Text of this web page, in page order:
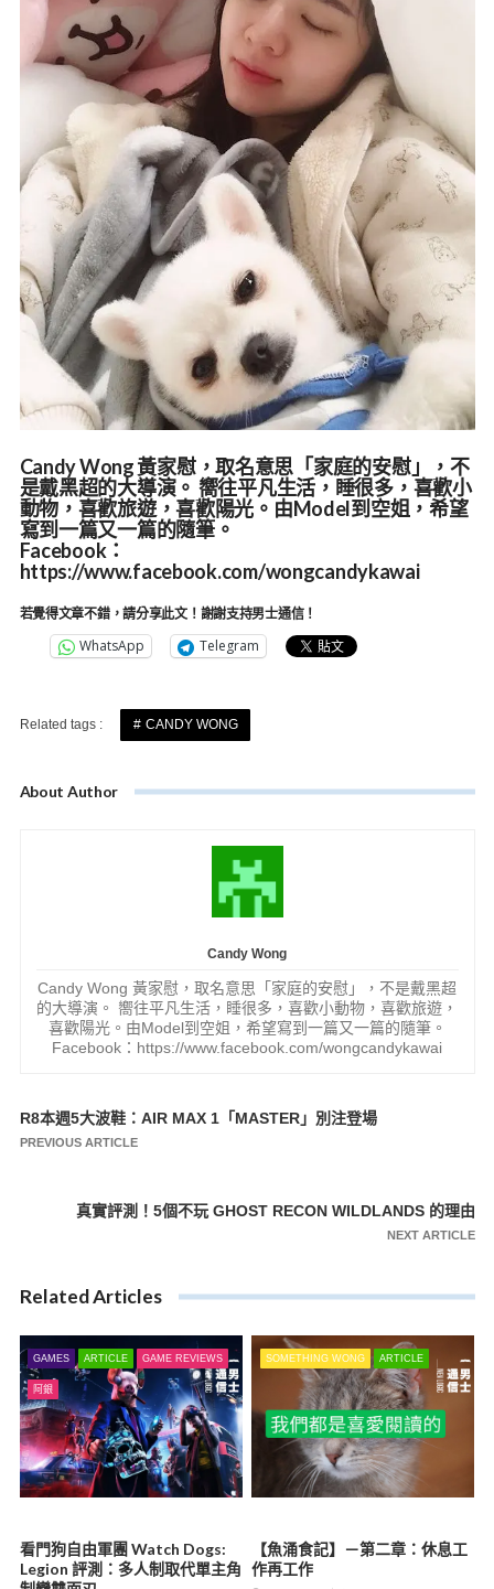
Candy Wong 黃家慰，取名意思「家庭的安慰」，不
是戴黑超的大導演。 嚮往平凡生活，睡很多，喜歡小
動物，喜歡旅遊，喜歡陽光。由Model到空姐，希望
寫到一篇又一篇的隨筆。
Facebook：
https://www.facebook.com/wongcandykawai
若覺得文章不錯，請分享此文！謝謝支持男士通信！
WhatsApp Telegram
Related tags : CANDY WONG
About Author
Candy Wong
Candy Wong 黃家慰，取名意思「家庭的安慰」，不是戴黑超
的大導演。 嚮往平凡生活，睡很多，喜歡小動物，喜歡旅遊，
喜歡陽光。由Model到空姐，希望寫到一篇又一篇的隨筆。
Facebook：https://www.facebook.com/wongcandykawai
文
R8本週5大波鞋：AIR MAX 1「MASTER」別注登場
PREVIOUS ARTICLE
真實評測！5個不玩 GHOST RECON WILDLANDS 的理由
NEXT ARTICLE
Related Articles
GAMES ARTICLE GAME REVIEWS
阿銀
看門狗自由軍團 Watch Dogs:
Legion 評測：多人制取代單主角
SOMETHING WONG ARTICLE
【魚涌食記】－第二章：休息工
作再工作